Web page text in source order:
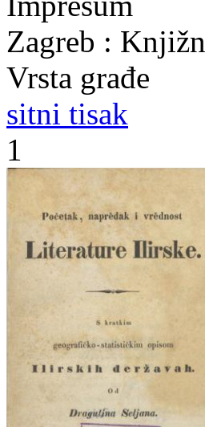
Zagreb :
Vrsta građe
sitni tisak
1